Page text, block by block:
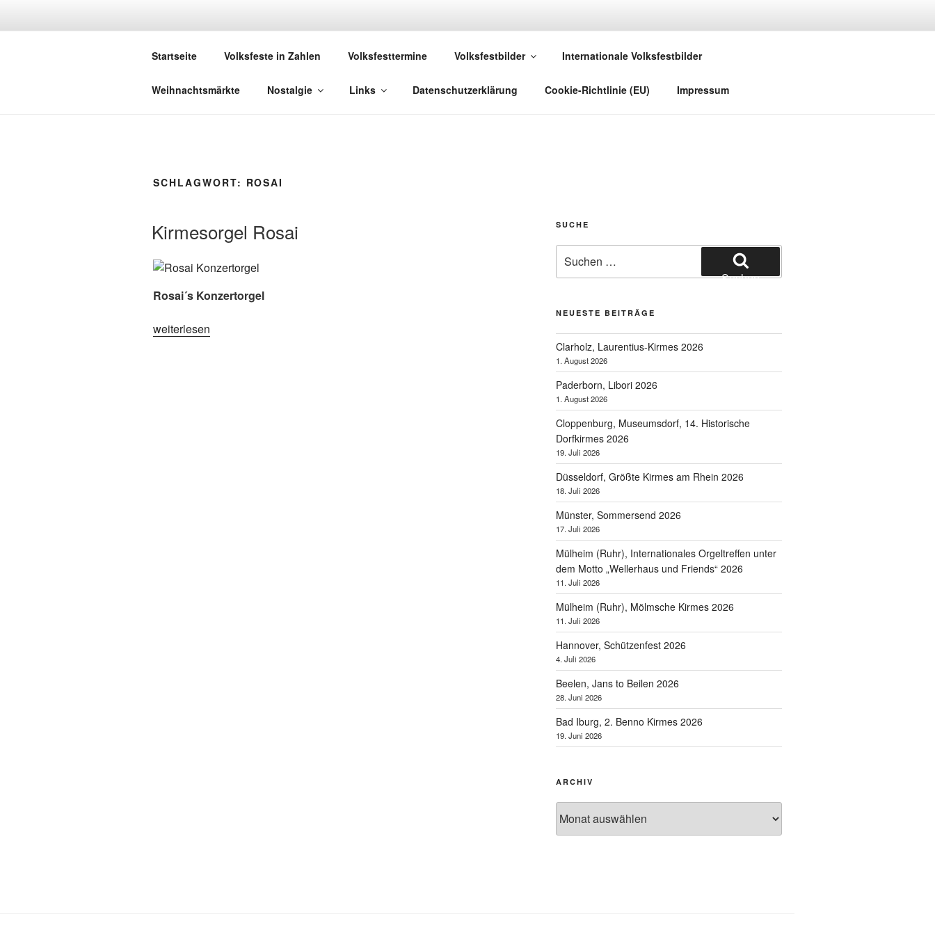
DEUTSCHE VOLKSFESTE
Startseite Volksfeste in Zahlen Volksfesttermine Volksfestbilder Internationale Volksfestbilder
Weihnachtsmärkte Nostalgie Links Datenschutzerklärung Cookie-Richtlinie (EU) Impressum
SCHLAGWORT: ROSAI
Kirmesorgel Rosai
Rosai´s Konzertorgel
„Kirmesorgel
weiterlesen
SUCHE
nach:
Suchen
NEUESTE BEITRÄGE
Clarholz, Laurentius-Kirmes 2026
1. August 2026
Paderborn, Libori 2026
1. August 2026
Cloppenburg, Museumsdorf, 14. Historische
Dorfkirmes 2026
19. Juli 2026
Düsseldorf, Größte Kirmes am Rhein 2026
18. Juli 2026
Münster, Sommersend 2026
17. Juli 2026
Mülheim (Ruhr), Internationales Orgeltreffen unter
dem Motto „Wellerhaus und Friends“ 2026
11. Juli 2026
Mülheim (Ruhr), Mölmsche Kirmes 2026
11. Juli 2026
Hannover, Schützenfest 2026
4. Juli 2026
Beelen, Jans to Beilen 2026
28. Juni 2026
Bad Iburg, 2. Benno Kirmes 2026
19. Juni 2026
ARCHIV